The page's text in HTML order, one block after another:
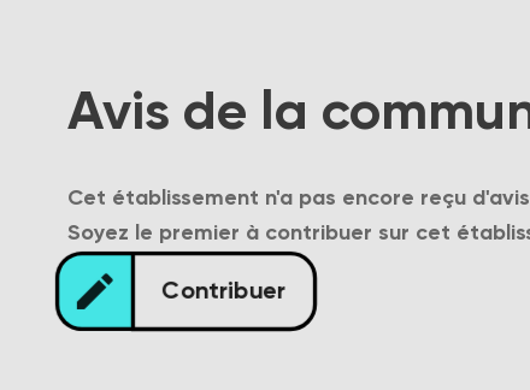
Avis de la
Cet établissement n'a pas encore reçu
Soyez le premier à contribuer sur cet
edit Contribuer